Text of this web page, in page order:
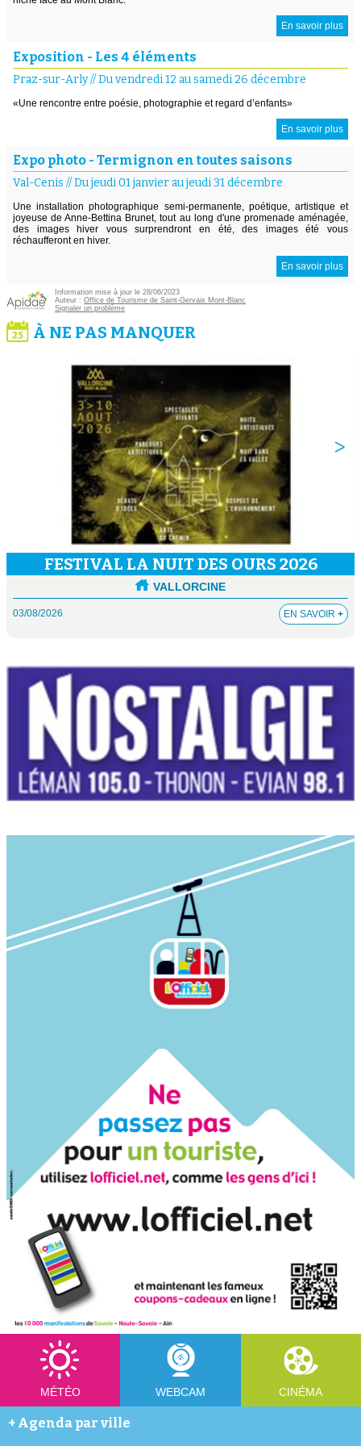
En savoir plus
Exposition - Les 4 éléments
Praz-sur-Arly//Du vendredi 12 au samedi 26 décembre
«Une rencontre entre poésie, photographie et regard d’enfants»
En savoir plus
Expo photo - Termignon en toutes saisons
Val-Cenis //Du jeudi 01 janvier au jeudi 31 décembre
Une installation photographique semi-permanente, poétique, artistique et
joyeuse de Anne-Bettina Brunet, tout au long d'une promenade aménagée,
des images hiver vous surprendront en été, des images été vous
réchaufferont en hiver.
En savoir plus
Information mise à jour le 28/06/2023
Auteur : Office de Tourisme de Saint-Gervais Mont-Blanc
Signaler un problème
À NE PAS MANQUER
FESTIVAL LA NUIT DES OURS 2026
VALLORCINE
03/08/2026 EN SAVOIR +
MÉTÉO WEBCAM CINÉMA
+ Agenda par ville